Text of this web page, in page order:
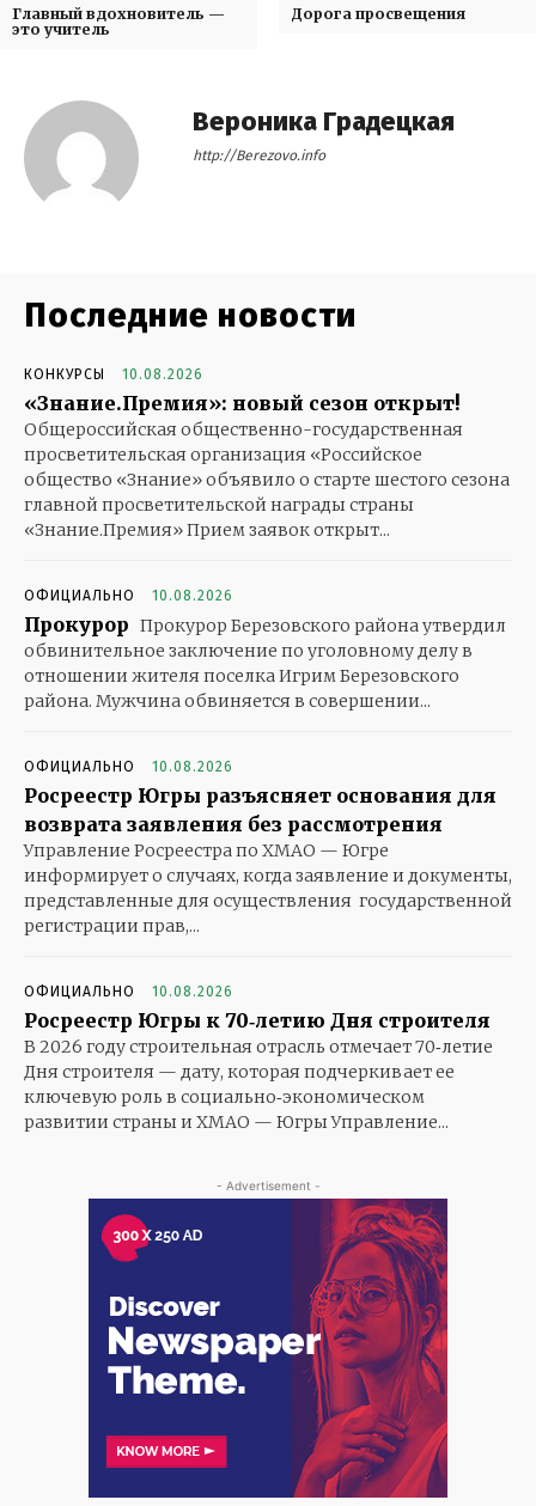
Главный вдохновитель —
это учитель
Дорога просвещения
Вероника Градецкая
http://Berezovo.info
Последние новости
КОНКУРСЫ 10.08.2026
«Знание.Премия»: новый сезон открыт!
Общероссийская общественно-государственная
просветительская организация «Российское
общество «Знание» объявило о старте шестого сезона
главной просветительской награды страны
«Знание.Премия» Прием заявок открыт...
ОФИЦИАЛЬНО 10.08.2026
Прокурор Прокурор Березовского района утвердил
обвинительное заключение по уголовному делу в
отношении жителя поселка Игрим Березовского
района. Мужчина обвиняется в совершении...
ОФИЦИАЛЬНО 10.08.2026
Росреестр Югры разъясняет основания для
возврата заявления без рассмотрения
Управление Росреестра по ХМАО — Югре
информирует о случаях, когда заявление и документы,
представленные для осуществления государственной
регистрации прав,...
ОФИЦИАЛЬНО 10.08.2026
Росреестр Югры к 70‑летию Дня строителя
В 2026 году строительная отрасль отмечает 70‑летие
Дня строителя — дату, которая подчеркивает ее
ключевую роль в социально‑экономическом
развитии страны и ХМАО — Югры Управление...
- Advertisement -